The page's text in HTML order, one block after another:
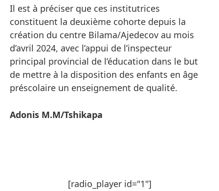
Il est à préciser que ces institutrices
constituent la deuxième cohorte depuis la
création du centre Bilama/Ajedecov au mois
d’avril 2024, avec l’appui de l’inspecteur
principal provincial de l’éducation dans le but
de mettre à la disposition des enfants en âge
préscolaire un enseignement de qualité.
Adonis M.M/Tshikapa
[radio_player id="1"]